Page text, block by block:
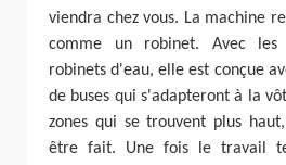
viendra chez vous. La machine
comme un robinet. Avec les
robinets d'eau, elle est conçue
de buses qui s'adapteront à la
zones qui se trouvent plus
être fait. Une fois le travail